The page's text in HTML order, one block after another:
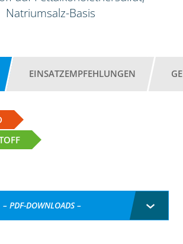
Natriumsalz-Basis
EINSATZEMPFEHLUNGEN
– PDF-DOWNLOADS –